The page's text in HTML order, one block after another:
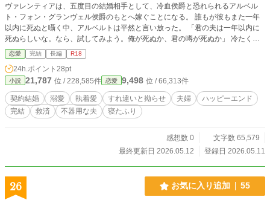
ヴァレンティアは、五度目の結婚相手として、冷血侯爵と恐れられるアルベル
ト・フォン・グランヴェル侯爵のもとへ嫁ぐことになる。 誰もが彼もまた一年
以内に死ぬと囁く中、アルベルトは平然と言い放った。 「君の夫は一年以内に
死ぬらしいな。なら、試してみよう。俺が死ぬか、君の噂が死ぬか」 冷たく傲
慢で、何を考えているのか分からない夫。 けれど彼は、不器用なほどにアメリ
アを守り、傷だらけの心を少しずつ溶かしていく。 死を呼ぶと噂された令嬢
が、死ぬ気のない冷血侯爵に愛され、もう一度生きることを選ぶまでの物語。
すれ違い夫婦の執着溺愛ロマンス。 ハッピーエンドです。 ※R18描写、過去の
つらい結婚・性的被害の示唆、暴力・死亡表現を含みます。
恋愛 完結 長編 R18
24h.ポイント 28pt
小説 21,787 位 / 228,585件 恋愛 9,498 位 / 66,313件
契約結婚 溺愛 執着愛 すれ違いと拗らせ 夫婦
ハッピーエンド
完結
救済 不器用な夫 寝たふり
感想数 0
文字数 65,579
最終更新日 2026.05.12
登録日 2026.05.11
26 お気に入り追加 55